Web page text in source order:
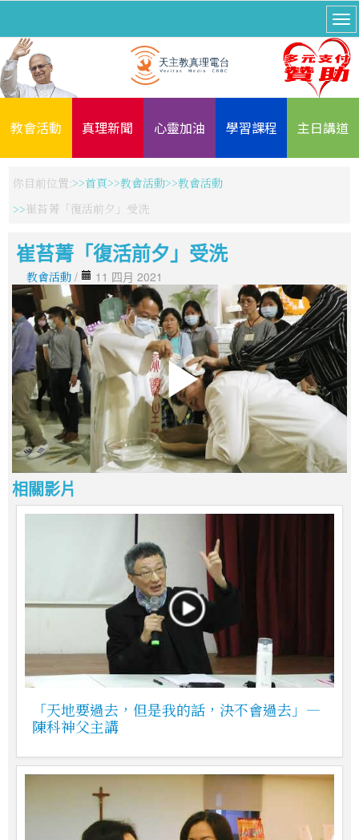
教會活動 真理新聞 心靈加油 學習課程 主日講道
你目前位置: 首頁 教會活動
教會活動
崔苔菁「復活前夕」受洗
崔苔菁「復活前夕」受洗
教會活動 / 11 四月 2021
相關影片
「天地要過去，但是我的話，決不會過去」—
陳科神父主講